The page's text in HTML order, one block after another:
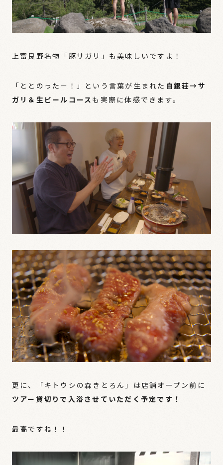
上富良野名物「豚サガリ」も美味しいですよ！
「ととのったー！」という言葉が生まれた 白銀荘→サ
ガリ＆生ビールコース も実際に体感できます。
更に、「キトウシの森きとろん」は店舗オープン前に
ツアー貸切りで入浴させていただく予定です！
最高ですね！！